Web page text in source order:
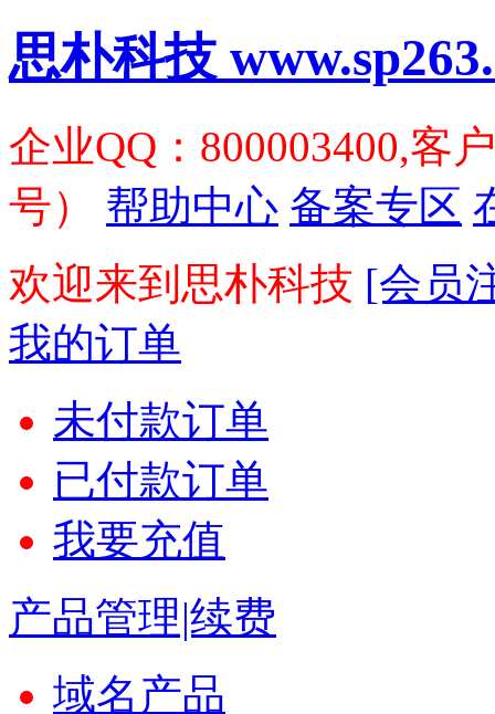
思朴科技
企业QQ：800003400,客
号）
帮助中心 备案专区
欢迎来到思朴科技 [会员
我的订单
未付款订单
已付款订单
我要充值
产品管理|续费
域名产品